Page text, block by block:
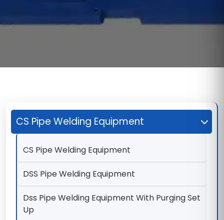
CS Pipe Welding Equipment
CS Pipe Welding Equipment
DSS Pipe Welding Equipment
Dss Pipe Welding Equipment With Purging Set
Up